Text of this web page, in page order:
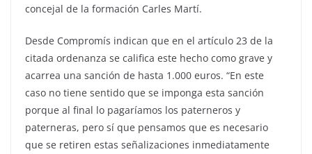
concejal de la formación Carles Martí.
Desde Compromís indican que en el artículo 23 de la
citada ordenanza se califica este hecho como grave y
acarrea una sanción de hasta 1.000 euros. “En este
caso no tiene sentido que se imponga esta sanción
porque al final lo pagaríamos los paterneros y
paterneras, pero sí que pensamos que es necesario
que se retiren estas señalizaciones inmediatamente